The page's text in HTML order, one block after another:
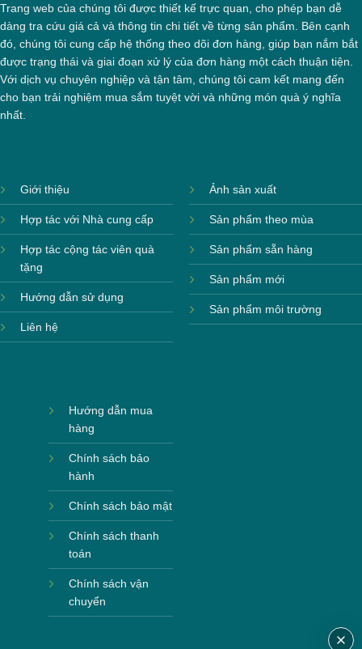
Trang web của chúng tôi được thiết kế trực quan, cho phép bạn dễ
dàng tra cứu giá cả và thông tin chi tiết về từng sản phẩm. Bên cạnh
đó, chúng tôi cung cấp hệ thống theo dõi đơn hàng, giúp bạn nắm bắt
được trạng thái và giai đoạn xử lý của đơn hàng một cách thuận tiện.
Với dịch vụ chuyên nghiệp và tận tâm, chúng tôi cam kết mang đến
cho bạn trải nghiệm mua sắm tuyệt vời và những món quà ý nghĩa
nhất.
Giới thiệu
Hợp tác với Nhà cung cấp
Hợp tác cộng tác viên quà
tặng
Hướng dẫn sử dụng
Liên hệ
Ảnh sản xuất
Sản phẩm theo mùa
Sản phẩm sẵn hàng
Sản phẩm mới
Sản phẩm môi trường
Hướng dẫn mua
hàng
Chính sách bảo
hành
Chính sách bảo mật
Chính sách thanh
toán
Chính sách vận
chuyển